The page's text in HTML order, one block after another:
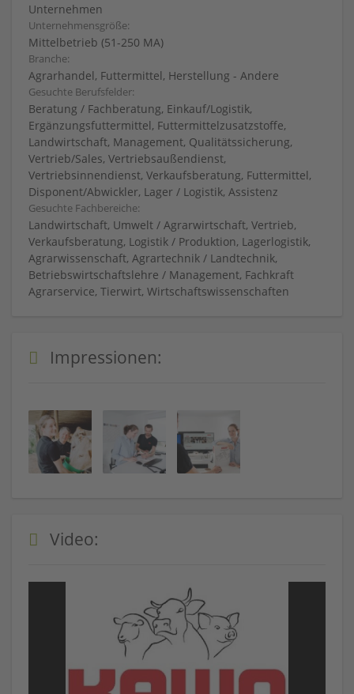
Unternehmen
Unternehmensgröße:
Mittelbetrieb (51-250 MA)
Branche:
Agrarhandel, Futtermittel, Herstellung - Andere
Gesuchte Berufsfelder:
Beratung / Fachberatung, Einkauf/Logistik,
Ergänzungsfuttermittel, Futtermittelzusatzstoffe,
Landwirtschaft, Management, Qualitätssicherung,
Vertrieb/Sales, Vertriebsaußendienst,
Vertriebsinnendienst, Verkaufsberatung, Futtermittel,
Disponent/Abwickler, Lager / Logistik, Assistenz
Gesuchte Fachbereiche:
Landwirtschaft, Umwelt / Agrarwirtschaft, Vertrieb,
Verkaufsberatung, Logistik / Produktion, Lagerlogistik,
Agrarwissenschaft, Agrartechnik / Landtechnik,
Betriebswirtschaftslehre / Management, Fachkraft
Agrarservice, Tierwirt, Wirtschaftswissenschaften
Impressionen:
Video: